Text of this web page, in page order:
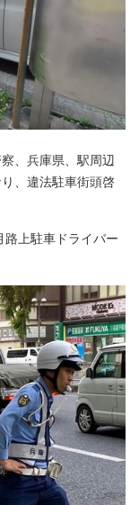
、兵庫県、駅周辺
、違法駐車街頭啓
路上駐車ドライバー